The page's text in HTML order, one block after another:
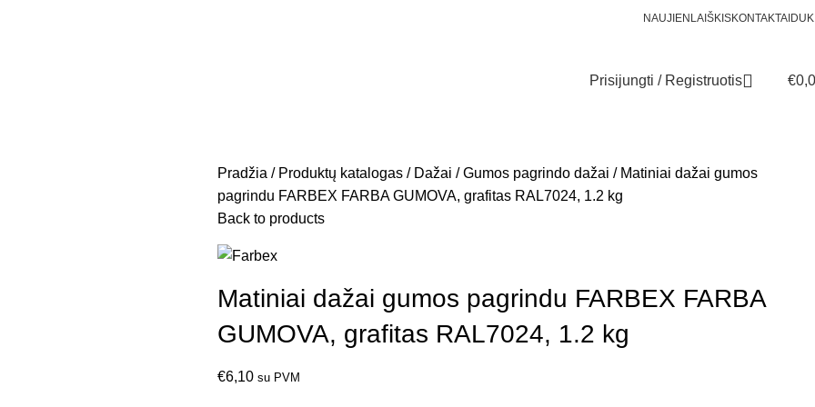
NAUJIENLAIŠKISKONTAKTAI DUK
Prisijungti / Registruotis €
Pradžia Produktų katalogas Dažai Gumos pagrindo dažai
Matiniai dažai gumos
pagrindu FARBEX FARBA GUMOVA, grafitas RAL7024, 1.2 kg
Back to products
Matiniai dažai gumos pagrindu FARBEX FARBA
GUMOVA, grafitas RAL7024, 1.2 kg
€6,10 su PVM